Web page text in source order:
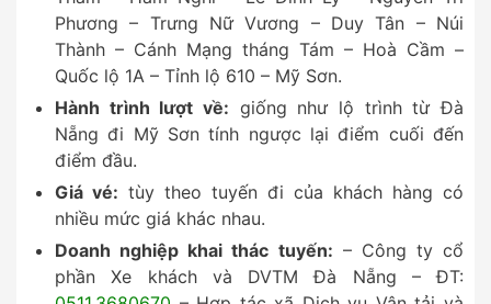
Phương – Trưng Nữ Vương – Duy Tân – Núi
Thành – Cánh Mạng tháng Tám – Hoà Cầm –
Quốc lộ 1A – Tỉnh lộ 610 – Mỹ Sơn.
Hành trình lượt về: giống như lộ trình từ Đà
Nẵng đi Mỹ Sơn tính ngược lại điểm cuối đến
điểm đầu.
Giá vé: tùy theo tuyến đi của khách hàng có
nhiều mức giá khác nhau.
Doanh nghiệp khai thác tuyến: – Công ty cổ
phần Xe khách và DVTM Đà Nẵng – ĐT: